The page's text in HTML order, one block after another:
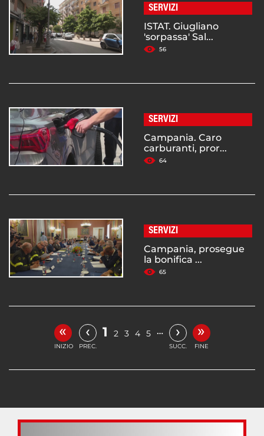
SERVIZI
ISTAT. Giugliano
'sorpassa' Sal...
56
SERVIZI
Campania. Caro
carburanti, pror...
64
SERVIZI
Campania, prosegue
la bonifica ...
65
«
INIZIO
‹
PREC.
1 2 3 4 5 … ›
SUCC.
»
FINE